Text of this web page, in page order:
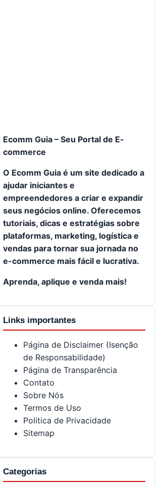
Ecomm Guia – Seu Portal de E-
commerce
O Ecomm Guia é um site dedicado a
ajudar iniciantes e
empreendedores a criar e expandir
seus negócios online. Oferecemos
tutoriais, dicas e estratégias sobre
plataformas, marketing, logística e
vendas para tornar sua jornada no
e-commerce mais fácil e lucrativa.
Aprenda, aplique e venda mais!
Links importantes
Página de Disclaimer (Isenção
de Responsabilidade)
Página de Transparência
Contato
Sobre Nós
Termos de Uso
Política de Privacidade
Sitemap
Categorias